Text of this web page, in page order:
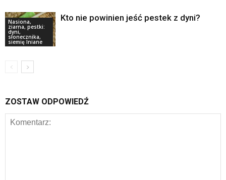
Nasiona,
ziarna, pestki:
dyni,
słonecznika,
siemię lniane
Kto nie powinien jeść pestek z dyni?
ZOSTAW ODPOWIEDŹ